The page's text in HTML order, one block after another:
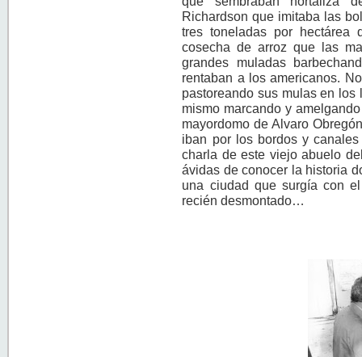
Richardson que imitaba las
tres toneladas por
cosecha de arroz que las
grandes muladas
rentaban a los americanos.
pastoreando sus mulas en
mismo marcando y
mayordomo de Alvaro
iban por los bordos y
charla de este viejo abuelo
ávidas de conocer la historia
una ciudad que surgía con
recién desmontado…